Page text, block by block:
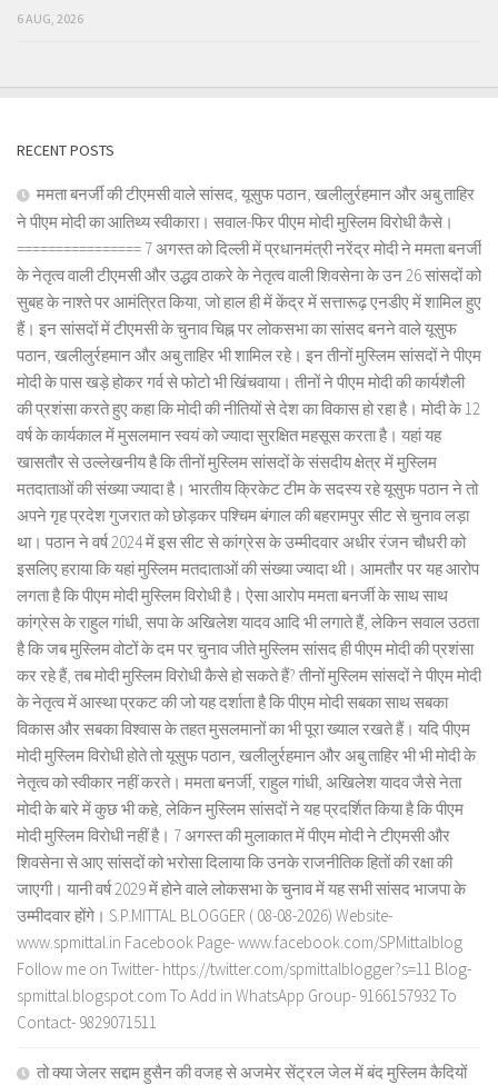
6 AUG, 2026
RECENT POSTS
ममता बनर्जी की टीएमसी वाले सांसद, यूसुफ पठान, खलीलुर्रहमान और अबु ताहिर
ने पीएम मोदी का आतिथ्य स्वीकारा। सवाल-फिर पीएम मोदी मुस्लिम विरोधी कैसे।
================ 7 अगस्त को दिल्ली में प्रधानमंत्री नरेंद्र मोदी ने ममता बनर्जी
के नेतृत्व वाली टीएमसी और उद्धव ठाकरे के नेतृत्व वाली शिवसेना के उन 26 सांसदों को
सुबह के नाश्ते पर आमंत्रित किया, जो हाल ही में केंद्र में सत्तारूढ़ एनडीए में शामिल हुए
हैं। इन सांसदों में टीएमसी के चुनाव चिह्न पर लोकसभा का सांसद बनने वाले यूसुफ
पठान, खलीलुर्रहमान और अबु ताहिर भी शामिल रहे। इन तीनों मुस्लिम सांसदों ने पीएम
मोदी के पास खड़े होकर गर्व से फोटो भी खिंचवाया। तीनों ने पीएम मोदी की कार्यशैली
की प्रशंसा करते हुए कहा कि मोदी की नीतियों से देश का विकास हो रहा है। मोदी के 12
वर्ष के कार्यकाल में मुसलमान स्वयं को ज्यादा सुरक्षित महसूस करता है। यहां यह
खासतौर से उल्लेखनीय है कि तीनों मुस्लिम सांसदों के संसदीय क्षेत्र में मुस्लिम
मतदाताओं की संख्या ज्यादा है। भारतीय क्रिकेट टीम के सदस्य रहे यूसुफ पठान ने तो
अपने गृह प्रदेश गुजरात को छोड़कर पश्चिम बंगाल की बहरामपुर सीट से चुनाव लड़ा
था। पठान ने वर्ष 2024 में इस सीट से कांग्रेस के उम्मीदवार अधीर रंजन चौधरी को
इसलिए हराया कि यहां मुस्लिम मतदाताओं की संख्या ज्यादा थी। आमतौर पर यह आरोप
लगता है कि पीएम मोदी मुस्लिम विरोधी है। ऐसा आरोप ममता बनर्जी के साथ साथ
कांग्रेस के राहुल गांधी, सपा के अखिलेश यादव आदि भी लगाते हैं, लेकिन सवाल उठता
है कि जब मुस्लिम वोटों के दम पर चुनाव जीते मुस्लिम सांसद ही पीएम मोदी की प्रशंसा
कर रहे हैं, तब मोदी मुस्लिम विरोधी कैसे हो सकते हैं? तीनों मुस्लिम सांसदों ने पीएम मोदी
के नेतृत्व में आस्था प्रकट की जो यह दर्शाता है कि पीएम मोदी सबका साथ सबका
विकास और सबका विश्वास के तहत मुसलमानों का भी पूरा ख्याल रखते हैं। यदि पीएम
मोदी मुस्लिम विरोधी होते तो यूसुफ पठान, खलीलुर्रहमान और अबु ताहिर भी भी मोदी के
नेतृत्व को स्वीकार नहीं करते। ममता बनर्जी, राहुल गांधी, अखिलेश यादव जैसे नेता
मोदी के बारे में कुछ भी कहे, लेकिन मुस्लिम सांसदों ने यह प्रदर्शित किया है कि पीएम
मोदी मुस्लिम विरोधी नहीं है। 7 अगस्त की मुलाकात में पीएम मोदी ने टीएमसी और
शिवसेना से आए सांसदों को भरोसा दिलाया कि उनके राजनीतिक हितों की रक्षा की
जाएगी। यानी वर्ष 2029 में होने वाले लोकसभा के चुनाव में यह सभी सांसद भाजपा के
उम्मीदवार होंगे। S.P.MITTAL BLOGGER ( 08-08-2026) Website-
www.spmittal.in Facebook Page- www.facebook.com/SPMittalblog
Follow me on Twitter- https://twitter.com/spmittalblogger?s=11 Blog-
spmittal.blogspot.com To Add in WhatsApp Group- 9166157932 To
Contact- 9829071511
तो क्या जेलर सद्दाम हुसैन की वजह से अजमेर सेंट्रल जेल में बंद मुस्लिम कैदियों